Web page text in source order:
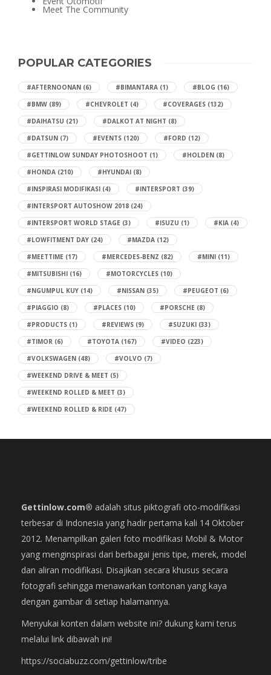
Meet The Community
POPULAR CATEGORIES
#AFTERNOONAN (6) #BIMANTARA (1) #BLOG (16)
#BMW (89) #CHEVROLET (4) #COVERAGES (132)
#DAIHATSU (21) #DALKOT AT NIGHT (8)
#DATSUN (7) #EVENTS (120) #FORD (12)
#GETTINLOW SUNDAY PHOTOSHOOT (1) #HOLDEN (8)
#HONDA (210) #HYUNDAI (8)
#INSPIRASI MODIFIKASI (4) #INTERSPORT (39)
#INTERSPORT AUTOSHOW 2018 (24)
#INTERSPORT WORLD STAGE (3) #ISUZU (1) #KIA (4)
#LOWFITMENT DAY (24) #MAZDA (12)
#MEETTIME (17) #MERCEDES-BENZ (82) #MINI (11)
#MITSUBISHI (16) #MOTORCYCLES (10)
#NGUMPUL KUY (14) #NISSAN (35) #PEUGEOT (6)
#PIAGGIO (8) #PLACES (10) #PORSCHE (8)
#PRODUCTS (1) #REVIEWS (9) #SUZUKI (33)
#TIMOR (6) #TOYOTA (167) #VIDEO (223)
#VOLKSWAGEN (48) #VOLVO (7)
#WEEKEND DRIVE & MEET (5)
#WEEKEND ROLLED & MEET (3)
#WEEKEND ROLLED & RIDE (47)
Gettinlow.com® adalah situs piktografi oto-modifikasi
terbesar di Indonesia yang hadir pertama kali 14 Oktober
2012. Menampilkan galeri foto modifikasi Mobil & Motor
yang menginspirasi dari berbagai jenis tipe, merek, model
dan aliran modifikasi. Disajikan secara khusus secara
fotografi sehingga menawarkan tontonan yang kaya
dengan gambar di setiap halamannya.
Menyukai konten dalam website ini? dukung kami terus
melalui link dibawah ini!
https://sociabuzz.com/gettinlow/tribe